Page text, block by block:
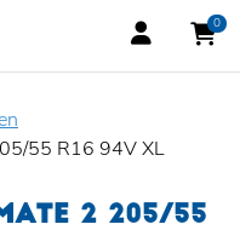
0
55 R16 94V XL
2 205/55